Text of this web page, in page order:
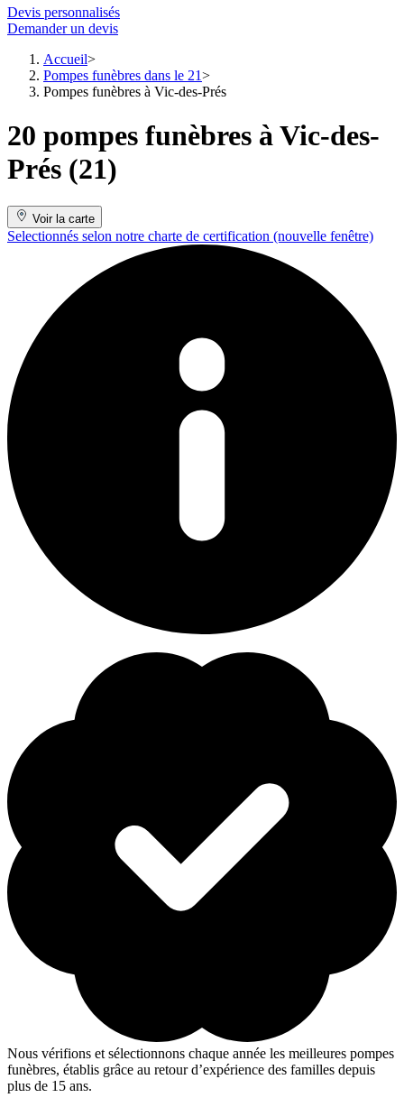
Devis personnalisés
Demander un devis
Accueil
Pompes funèbres dans le 21
Pompes funèbres à Vic-des-Prés
20 pompes funèbres à Vic-des-
Prés (21)
Voir la carte
Selectionnés selon notre charte de certification (nouvelle fenêtre)
Nous vérifions et sélectionnons chaque année les meilleures pompes
funèbres, établis grâce au retour d’expérience des familles depuis
plus de 15 ans.